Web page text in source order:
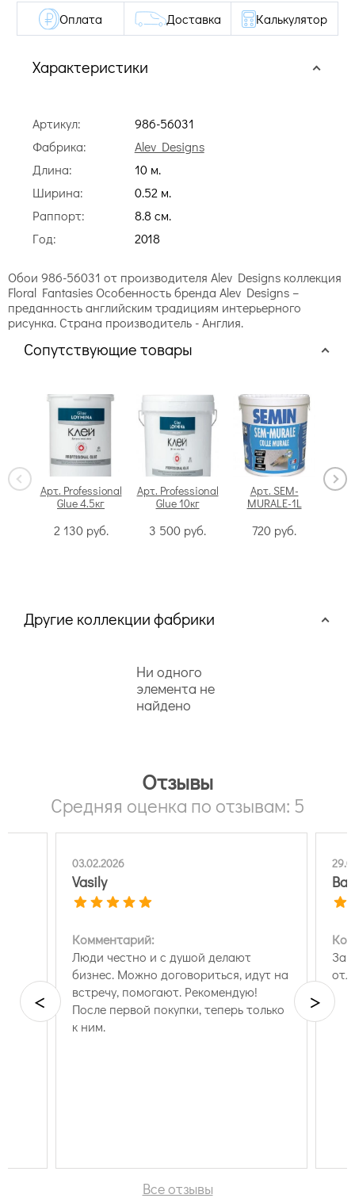
Характеристики
Артикул:
986-56031
Фабрика:
Alev Designs
Длина:
10 м.
Ширина:
0.52 м.
Раппорт:
8.8 cм.
Год:
2018
Оплата Доставка Калькулятор
Обои 986-56031 от производителя Alev Designs коллекция
Floral Fantasies Особенность бренда Alev Designs –
преданность английским традициям интерьерного
рисунка. Страна производитель - Англия.
Сопутствующие товары
Арт. Professional
Glue 4.5кг
2 130 руб.
Арт. Professional
Glue 10кг
3 500 руб.
Арт. SEM-
MURALE-1L
720 руб.
Другие коллекции фабрики
Ни одного
элемента не
найдено
Отзывы
Средняя оценка по отзывам: 5
03.02.2026
Vasily
Комментарий:
Люди честно и с душой делают
бизнес. Можно договориться, идут на
встречу, помогают. Рекомендую!
После первой покупки, теперь только
к ним.
< >
Все отзывы